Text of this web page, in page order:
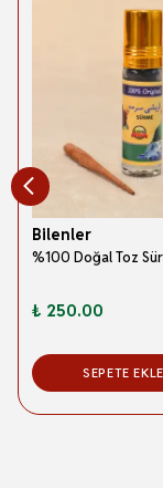
Bilenler
₺ 250.00
SEPETE EKLE